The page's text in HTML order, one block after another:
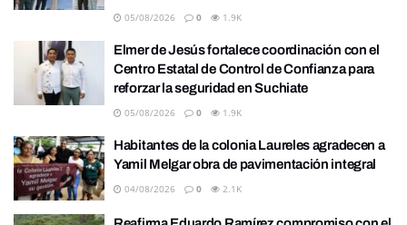
05/08/2026 0 1.9K
Elmer de Jesús fortalece coordinación con el
Centro Estatal de Control de Confianza para
reforzar la seguridad en Suchiate
05/08/2026 0 1.9K
Habitantes de la colonia Laureles agradecen a
Yamil Melgar obra de pavimentación integral
04/08/2026 0 2.1K